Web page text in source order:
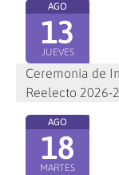
AGO
13
JUEVES
Ceremonia de
Reelecto 2026-
AGO
18
MARTES